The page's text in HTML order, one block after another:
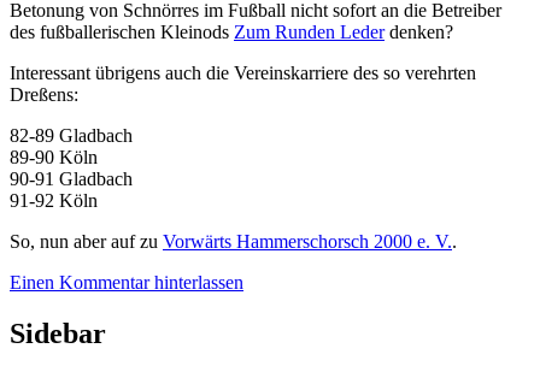
Betonung von Schnörres im Fußball nicht sofort an die Betreiber
des fußballerischen Kleinods Zum Runden Lederdenken?
Interessant übrigens auch die Vereinskarriere des so verehrten
Dreßens:
82-89 Gladbach
89-90 Köln
90-91 Gladbach
91-92 Köln
So, nun aber auf zu Vorwärts Hammerschorsch 2000 e. V..
Einen Kommentar hinterlassen
Sidebar